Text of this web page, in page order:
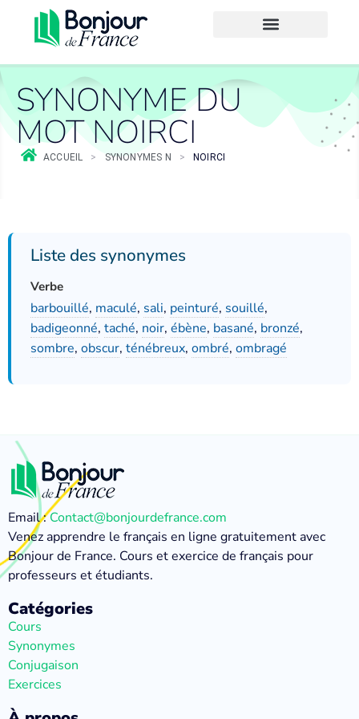
SYNONYME DU
MOT NOIRCI
ACCUEIL > SYNONYMES N > NOIRCI
Liste des synonymes
Verbe
barbouillé, maculé, sali, peinturé, souillé,
badigeonné, taché, noir, ébène, basané, bronzé,
sombre, obscur, ténébreux, ombré, ombragé
Email :Contact@bonjourdefrance.com
Venez apprendre le français en ligne gratuitement avec
Bonjour de France. Cours et exercice de français pour
professeurs et étudiants.
Catégories
Cours
Synonymes
Conjugaison
Exercices